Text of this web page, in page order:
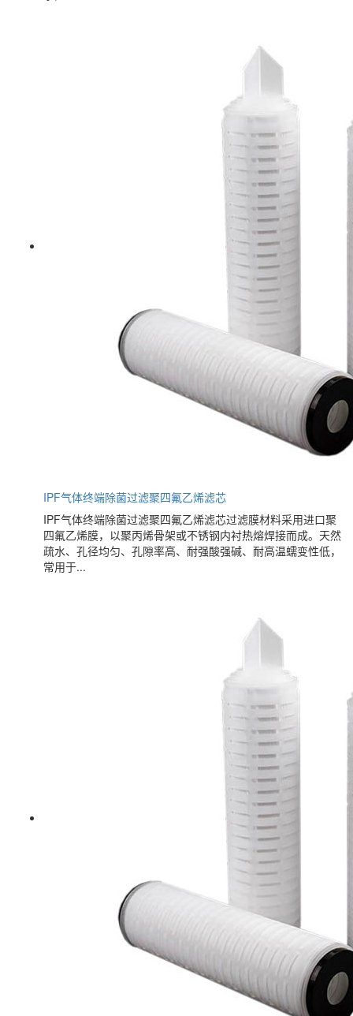
IPF气体终端除菌过滤聚四氟乙烯滤芯
IPF气体终端除菌过滤聚四氟乙烯滤芯过滤膜材料采用进口聚
四氟乙烯膜，以聚丙烯骨架或不锈钢内衬热熔焊接而成。天然
疏水、孔径均匀、孔隙率高、耐强酸强碱、耐高温蠕变性低，
常用于...